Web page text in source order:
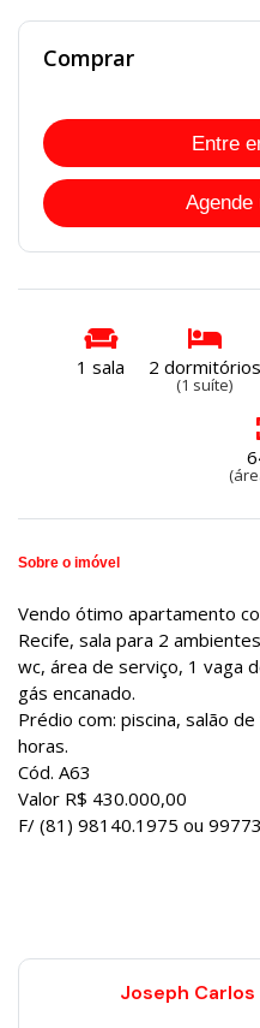
Comprar
Entre
1 sala 2 dormitórios
(1 suíte)
Sobre o imóvel
Vendo ótimo apartamento
Recife, sala para 2
wc, área de serviço, 1 vaga
gás encanado.
Prédio com: piscina, salão
horas.
Cód. A63
Valor R$ 430.000,00
F/ (81) 98140.1975 ou
Joseph